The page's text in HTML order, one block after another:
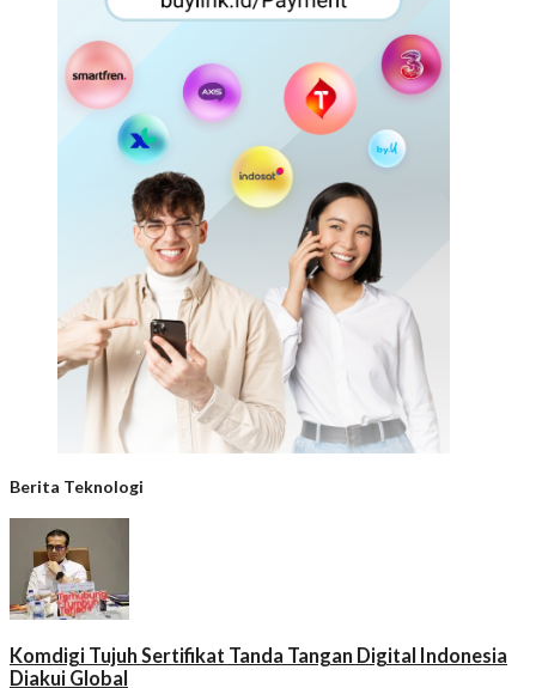
Berita Teknologi
Komdigi Tujuh Sertifikat Tanda Tangan Digital Indonesia
Diakui Global